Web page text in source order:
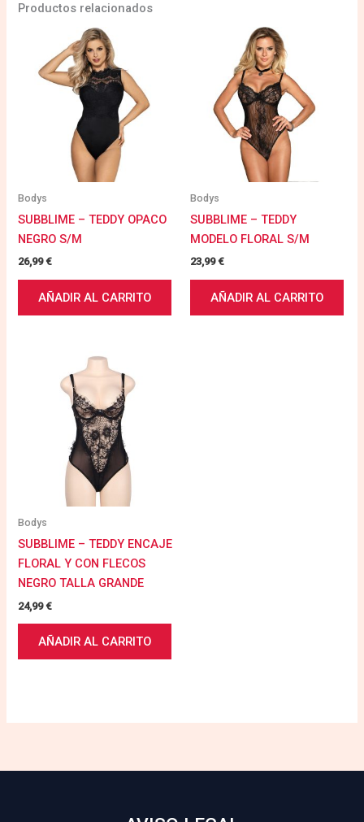
Productos relacionados
Bodys
SUBBLIME – TEDDY OPACO
NEGRO S/M
26,99€
AÑADIR AL CARRITO
Bodys
SUBBLIME – TEDDY
MODELO FLORAL S/M
23,99€
AÑADIR AL CARRITO
Bodys
SUBBLIME – TEDDY ENCAJE
FLORAL Y CON FLECOS
NEGRO TALLA GRANDE
24,99€
AÑADIR AL CARRITO